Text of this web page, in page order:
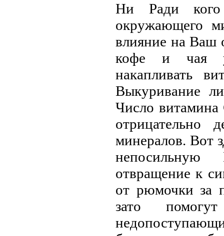
Ни Ради
окружающего
влияние на Ваш
кофе и чая
накапливать
Выкуривание
Число витамина
отрицательно
минералов. Вот
непосильную
отвращение к
от рюмочки за
зато